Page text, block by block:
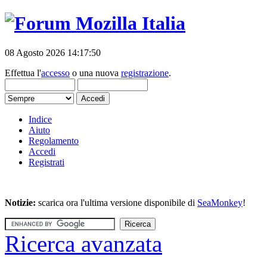
08 Agosto 2026 14:17:50
Effettua l'accesso o una nuova registrazione.
Indice
Aiuto
Regolamento
Accedi
Registrati
Notizie: scarica ora l'ultima versione disponibile di SeaMonkey!
Ricerca avanzata